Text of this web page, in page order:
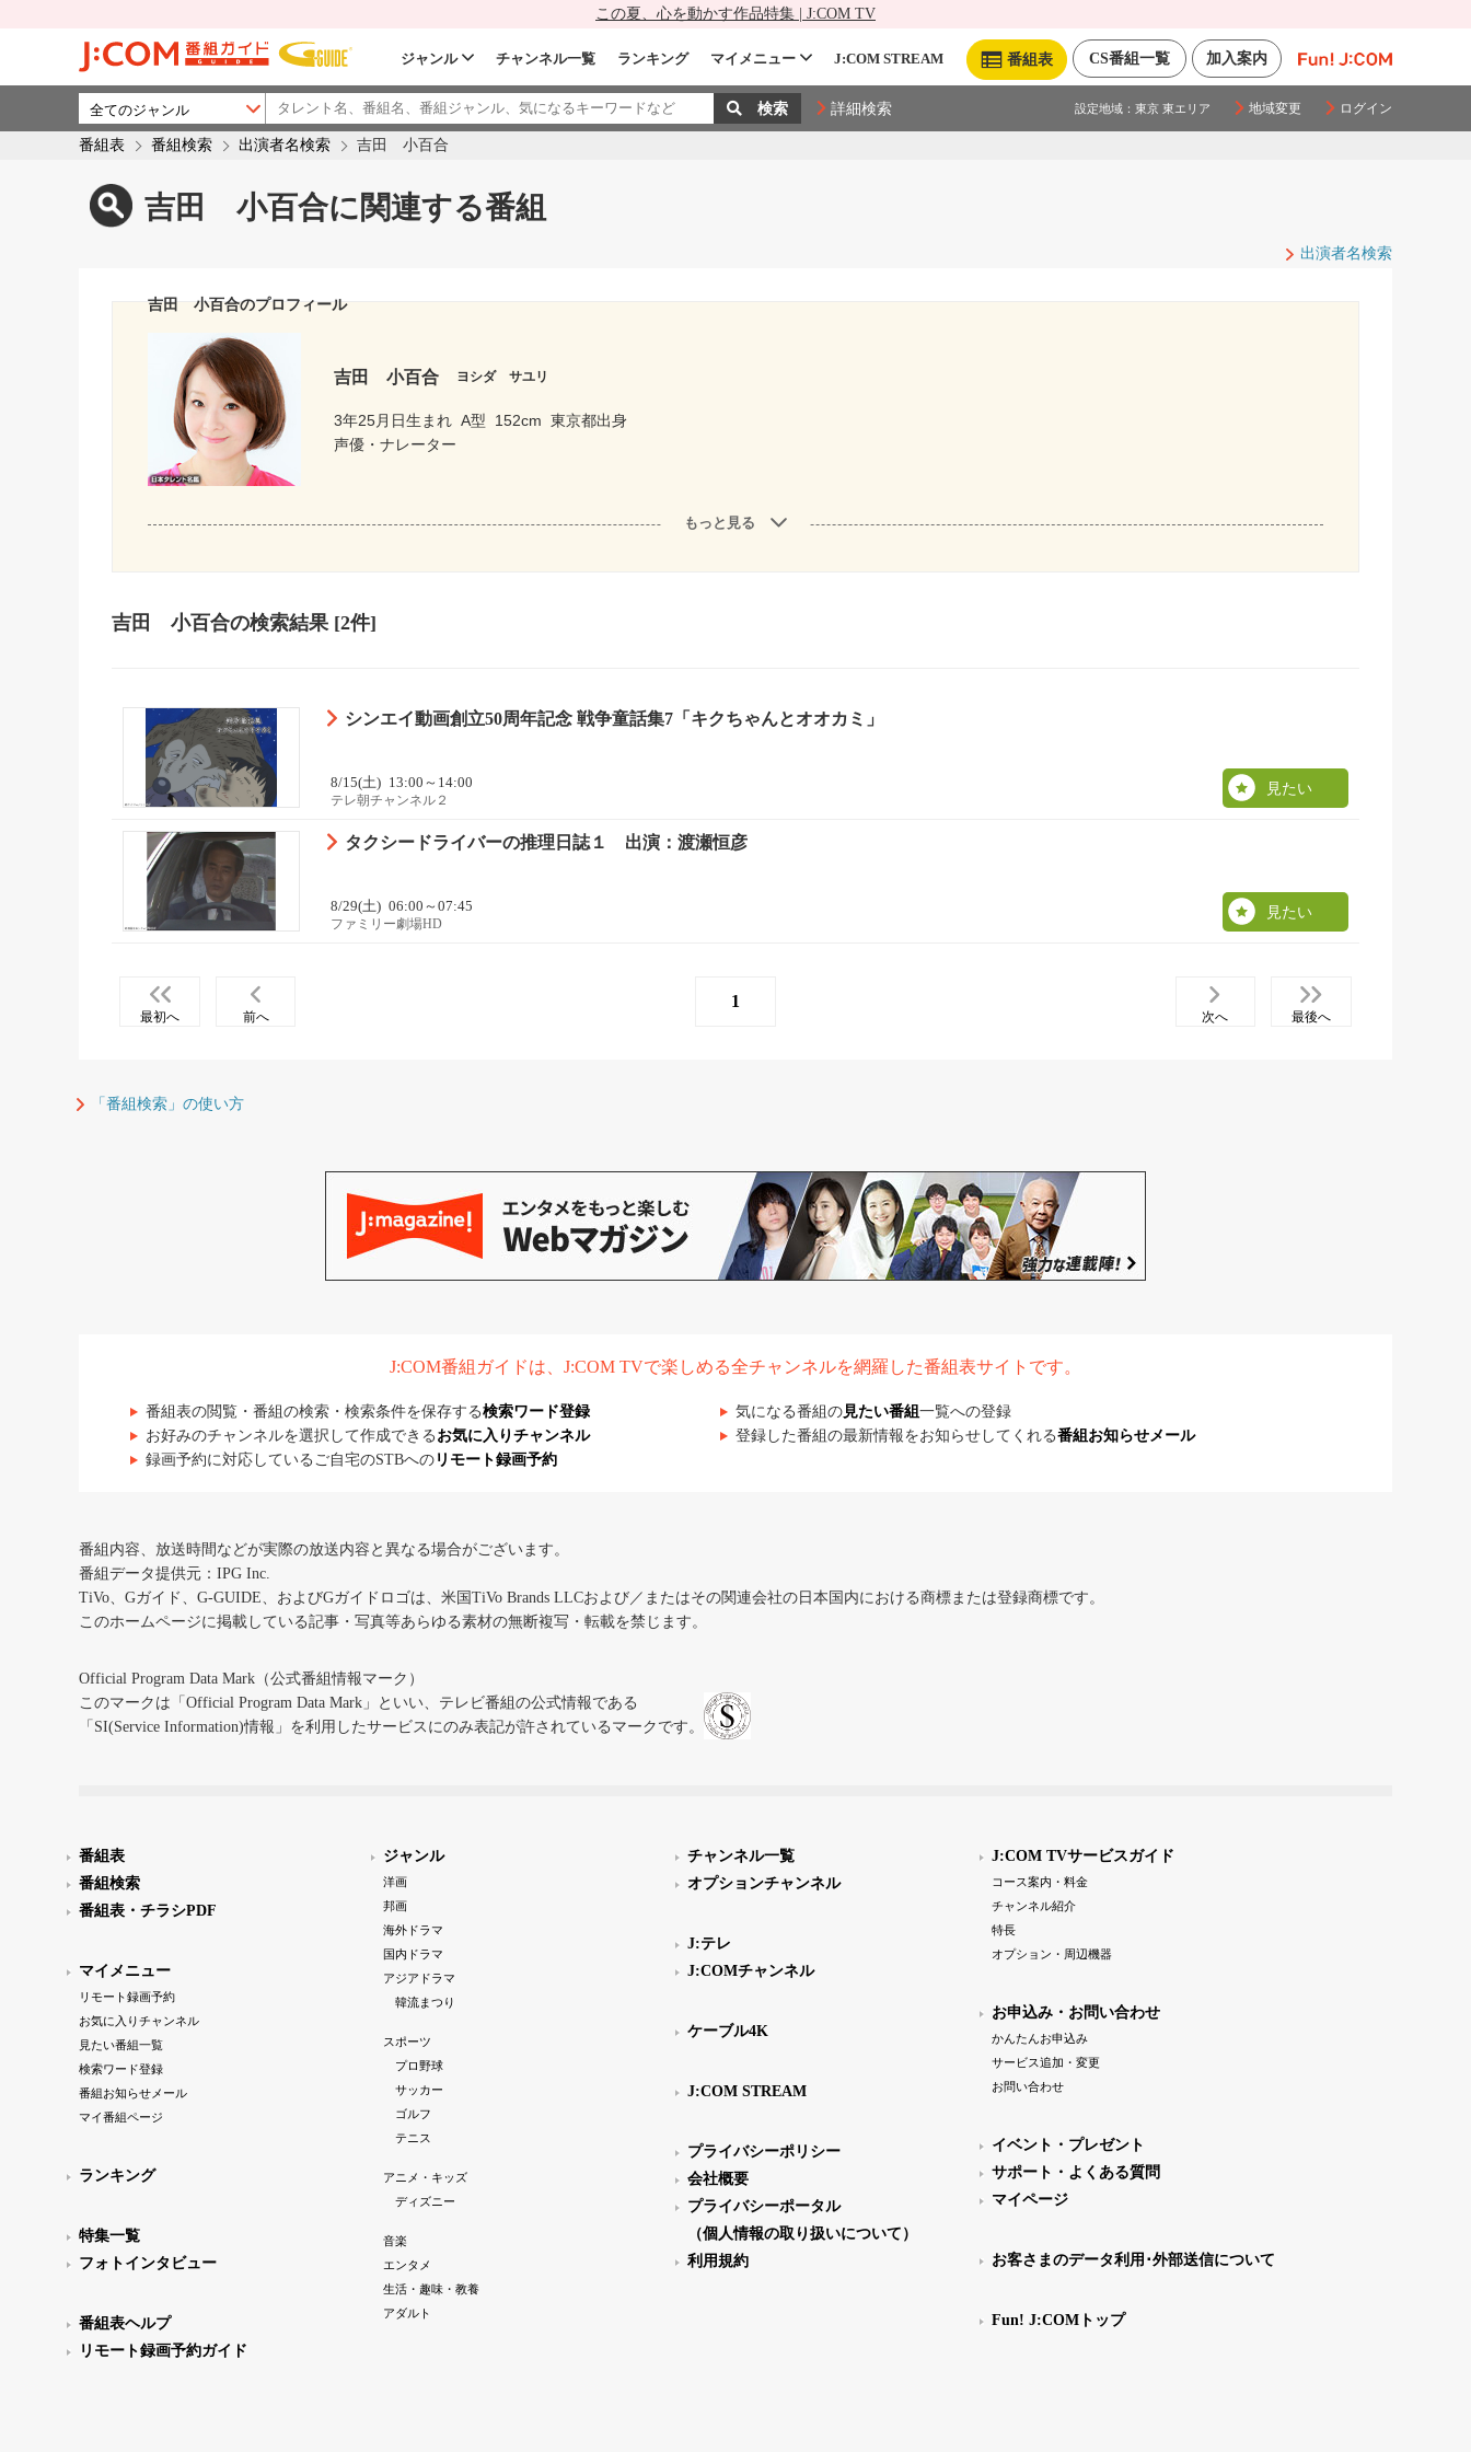
この夏、心を動かす作品特集 | J:COM TV
加入案内
CS番組一覧
番組表
ジャンル チャンネル一覧 ランキング マイメニュー J:COM STREAM
詳細検索 設定地域： 東京 東エリア 地域変更 ログイン
番組表 番組検索 出演者名検索 吉田 小百合
吉田 小百合に関連する番組
出演者名検索
吉田 小百合のプロフィール
吉田 小百合 ヨシダ サユリ
3年25月日生まれ A型 152cm 東京都出身
声優・ナレーター
もっと見る
吉田 小百合の検索結果 [2件]
シンエイ動画創立50周年記念 戦争童話集7「キクちゃんとオオカミ」
8/15(土) 13:00～14:00
テレ朝チャンネル２
見たい
タクシードライバーの推理日誌１ 出演：渡瀬恒彦
8/29(土) 06:00～07:45
ファミリー劇場HD
見たい
最初へ 前へ
1
次へ 最後へ
「番組検索」の使い方
J:COM番組ガイドは、J:COM TVで楽しめる全チャンネルを網羅した番組表サイトです。
番組表の閲覧・番組の検索・検索条件を保存する検索ワード登録 気になる番組の見たい番組 一覧への登録
お好みのチャンネルを選択して作成できる お気に入りチャンネル 登録した番組の最新情報をお知らせしてくれる番組お知らせメール
録画予約に対応しているご自宅のSTBへの リモート録画予約
番組内容、放送時間などが実際の放送内容と異なる場合がございます。
番組データ提供元：IPG Inc.
TiVo、Gガイド、G-GUIDE、およびGガイドロゴは、米国TiVo Brands LLCおよび／またはその関連会社の日本国内における商標または登録商標です。
このホームページに掲載している記事・写真等あらゆる素材の無断複写・転載を禁じます。
Official Program Data Mark（公式番組情報マーク）
このマークは「Official Program Data Mark」といい、テレビ番組の公式情報である
「SI(Service Information)情報」を利用したサービスにのみ表記が許されているマークです。
番組表
番組検索
番組表・チラシPDF
マイメニュー
リモート録画予約
お気に入りチャンネル
見たい番組一覧
検索ワード登録
番組お知らせメール
マイ番組ページ
ランキング
特集一覧
フォトインタビュー
番組表ヘルプ
リモート録画予約ガイド
ジャンル
洋画
邦画
海外ドラマ
国内ドラマ
アジアドラマ
韓流まつり
スポーツ
プロ野球
サッカー
ゴルフ
テニス
アニメ・キッズ
ディズニー
音楽
エンタメ
生活・趣味・教養
アダルト
チャンネル一覧
オプションチャンネル
J:テレ
J:COMチャンネル
ケーブル4K
J:COM STREAM
プライバシーポリシー
会社概要
プライバシーポータル
（個人情報の取り扱いについて）
利用規約
J:COM TVサービスガイド
コース案内・料金
チャンネル紹介
特長
オプション・周辺機器
お申込み・お問い合わせ
かんたんお申込み
サービス追加・変更
お問い合わせ
イベント・プレゼント
サポート・よくある質問
マイページ
お客さまのデータ利用･外部送信について
Fun! J:COMトップ